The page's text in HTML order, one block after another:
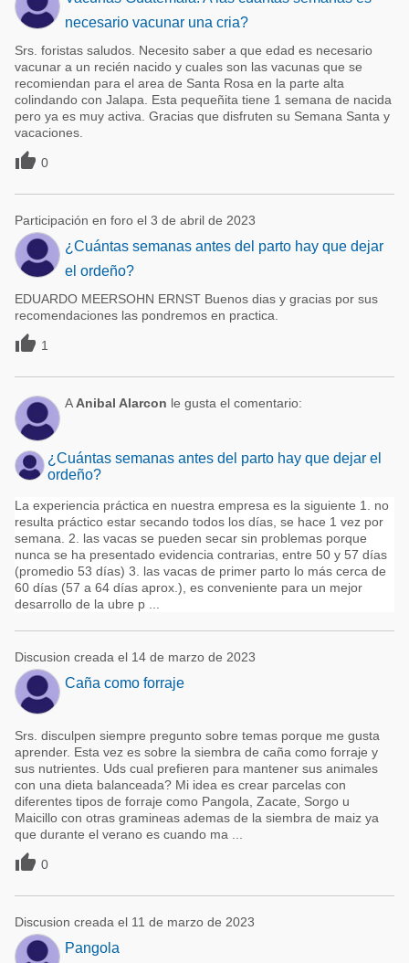
necesario vacunar una cria?
Srs. foristas saludos. Necesito saber a que edad es necesario
vacunar a un recién nacido y cuales son las vacunas que se
recomiendan para el area de Santa Rosa en la parte alta
colindando con Jalapa. Esta pequeñita tiene 1 semana de nacida
pero ya es muy activa. Gracias que disfruten su Semana Santa y
vacaciones.
 0
Participación en foro el 3 de abril de 2023
¿Cuántas semanas antes del parto hay que dejar
el ordeño?
EDUARDO MEERSOHN ERNST Buenos dias y gracias por sus
recomendaciones las pondremos en practica.
 1
A Anibal Alarcon le gusta el comentario:
¿Cuántas semanas antes del parto hay que dejar el
ordeño?
La experiencia práctica en nuestra empresa es la siguiente 1. no
resulta práctico estar secando todos los días, se hace 1 vez por
semana. 2. las vacas se pueden secar sin problemas porque
nunca se ha presentado evidencia contrarias, entre 50 y 57 días
(promedio 53 días) 3. las vacas de primer parto lo más cerca de
60 días (57 a 64 días aprox.), es conveniente para un mejor
desarrollo de la ubre p ...
Discusion creada el 14 de marzo de 2023
Caña como forraje
Srs. disculpen siempre pregunto sobre temas porque me gusta
aprender. Esta vez es sobre la siembra de caña como forraje y
sus nutrientes. Uds cual prefieren para mantener sus animales
con una dieta balanceada? Mi idea es crear parcelas con
diferentes tipos de forraje como Pangola, Zacate, Sorgo u
Maicillo con otras gramineas ademas de la siembra de maiz ya
que durante el verano es cuando ma ...
 0
Discusion creada el 11 de marzo de 2023
Pangola